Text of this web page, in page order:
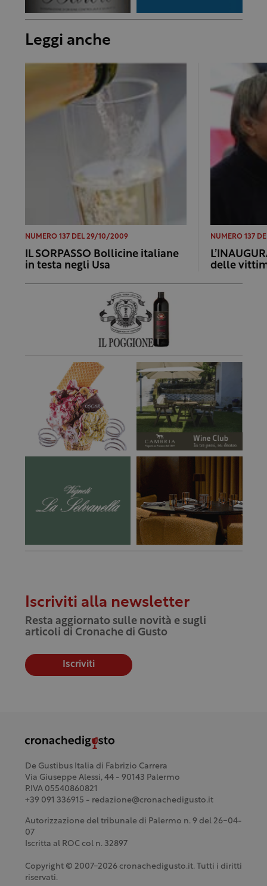
Leggi anche
NUMERO 137 DEL 29/10/2009
IL SORPASSO Bollicine italiane
in testa negli Usa
NUMERO 137
delle
Iscriviti alla newsletter
Resta aggiornato sulle novità e sugli
articoli di Cronache di Gusto
Iscriviti
De Gustibus Italia di Fabrizio Carrera
Via Giuseppe Alessi, 44 - 90143 Palermo
P.IVA 05540860821
+39 091 336915 - redazione@cronachedigusto.it
Autorizzazione del tribunale di Palermo n. 9 del 26-04-
07
Iscritta al ROC col n. 32897
Copyright © 2007-2026 cronachedigusto.it. Tutti i diritti
riservati.